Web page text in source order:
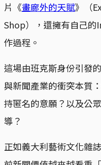
片《畫廊外的天賦》（
Shop），還擁有自己
作過程。
這場由班克斯身份引發
與新聞產業的衝突本質
持匿名的意願？以及公
導？
正如義大利藝術文化雜誌